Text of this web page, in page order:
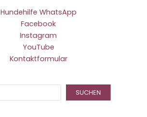
Hundehilfe WhatsApp
Facebook
Instagram
YouTube
Kontaktformular
SUCHEN